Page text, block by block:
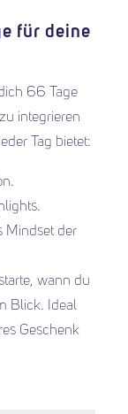
für deine
66 Tage
integrieren
Tag bietet:
Mindset der
wann du
Blick. Ideal
Geschenk